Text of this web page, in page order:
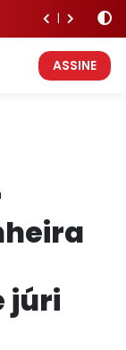
ASSINE
júri